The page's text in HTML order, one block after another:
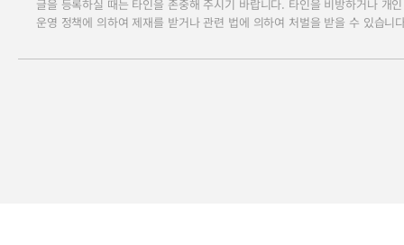
글을 등록하실 때는 타인을 존중해 주시기 바랍니다. 타인을 비방하거나 개
운영 정책에 의하여 제재를 받거나 관련 법에 의하여 처벌을 받을 수 있습니